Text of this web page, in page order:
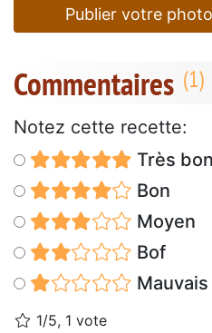
Publier votre
Commentaires
Notez cette recette:
Très
Bon
Moyen
Bof
Mauvais
1/5, 1 vote